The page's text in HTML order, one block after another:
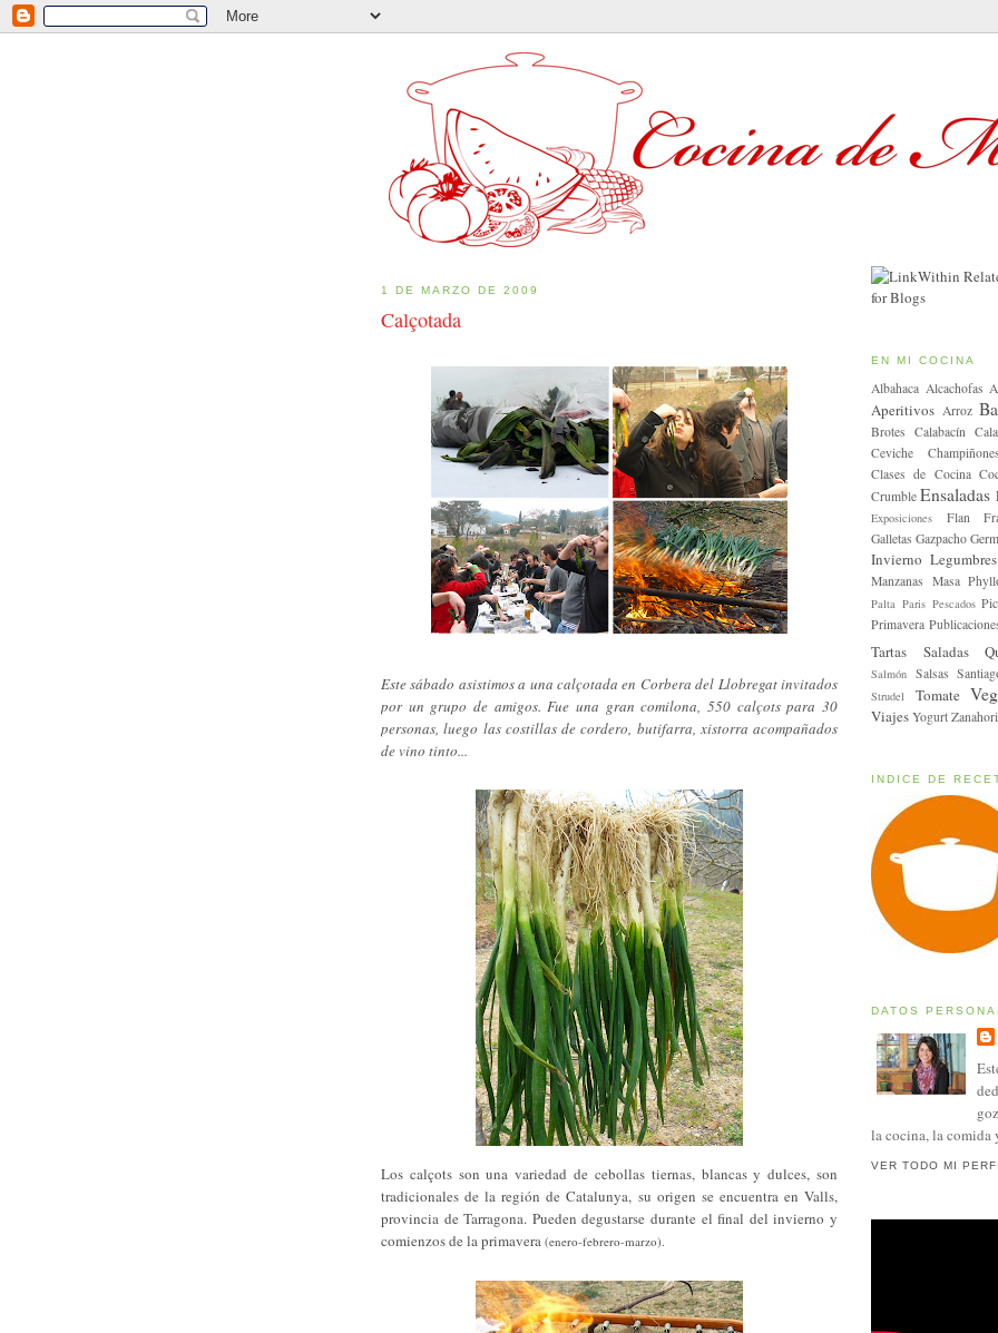
1 DE MARZO DE 2009
Calçotada
Este sábado asistimos a una calçotada en Corbera del Llobregat invitados
por un grupo de amigos. Fue una gran comilona, 550 calçots para 30
personas, luego las costillas de cordero, butifarra, xistorra acompañados
de vino tinto...
Los calçots son una variedad de cebollas tiernas, blancas y dulces, son
tradicionales de la región de Catalunya, su origen se encuentra en Valls,
provincia de Tarragona. Pueden degustarse durante el final del invierno y
comienzos de la primavera (enero-febrero-marzo).
EN MI COCINA
Albahaca Alcachofas
Aperitivos Arroz
Brotes Calabacín
Ceviche Champiñones
Clases de Cocina
Crumble Ensaladas
Exposiciones Flan
Galletas Gazpacho
Invierno Legumbres
Manzanas Masa
Palta Paris Pescados
Primavera
Tartas Saladas
Salmón Salsas
Strudel Tomate
Viajes Yogurt
INDICE DE
DATOS
la cocina, la comida
VER TODO MI